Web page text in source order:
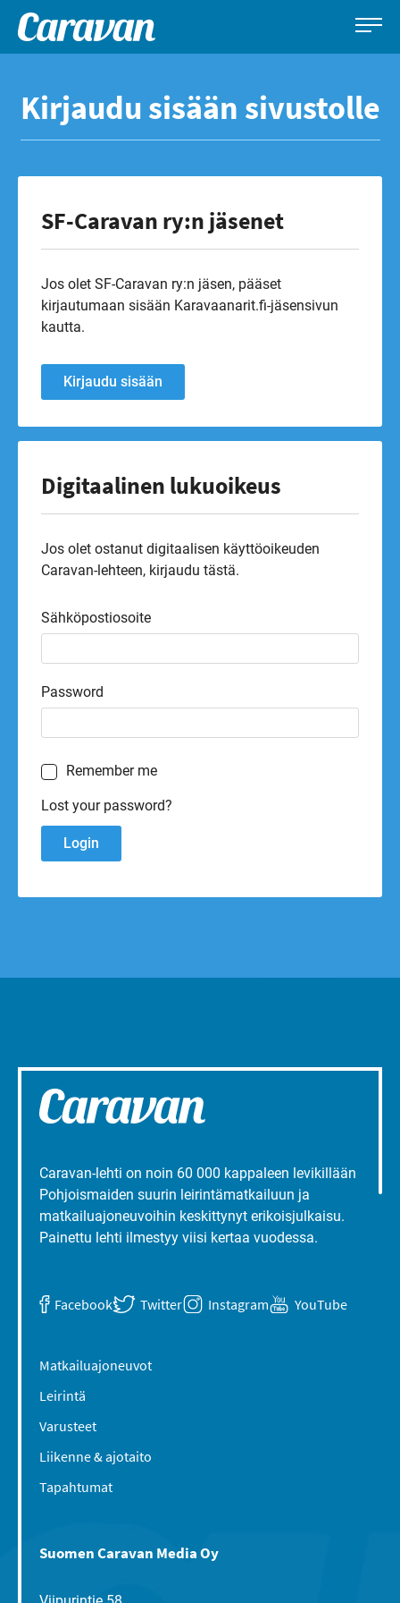
sisältöön
Caravan-
Leirintämatkailun
Kirjaudu sisään sivustolle
SF-Caravan ry:n jäsenet
Jos olet SF-Caravan ry:n jäsen, pääset
kirjautumaan sisään Karavaanarit.fi-jäsensivun
kautta.
Kirjaudu sisään
Digitaalinen lukuoikeus
Jos olet ostanut digitaalisen käyttöoikeuden
Caravan-lehteen, kirjaudu tästä.
Sähköpostiosoite
Password
Remember me
Lost your password?
Caravan-lehti on noin 60 000 kappaleen levikillään
Pohjoismaiden suurin leirintämatkailuun ja
matkailuajoneuvoihin keskittynyt erikoisjulkaisu.
Painettu lehti ilmestyy viisi kertaa vuodessa.
Facebook Twitter Instagram YouTube
Matkailuajoneuvot
Leirintä
Varusteet
Liikenne & ajotaito
Tapahtumat
Suomen Caravan Media Oy